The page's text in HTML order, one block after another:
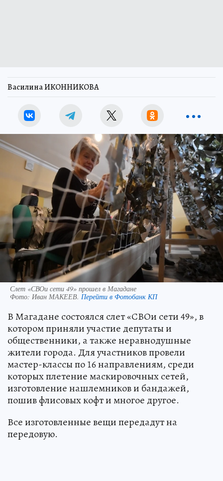
Василина ИКОННИКОВА
Слет «СВОи сети 49» прошел в Магадане
Фото: Иван МАКЕЕВ. Перейти в Фотобанк КП
В Магадане состоялся слет «СВОи сети 49», в
котором приняли участие депутаты и
общественники, а также неравнодушные
жители города. Для участников провели
мастер-классы по 16 направлениям, среди
которых плетение маскировочных сетей,
изготовление нашлемников и бандажей,
пошив флисовых кофт и многое другое.
Все изготовленные вещи передадут на
передовую.